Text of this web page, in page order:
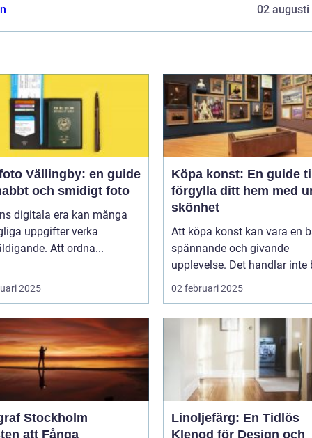
02 augusti
Vällingby: en guide
och smidigt foto
digitala era kan många
uppgifter verka
Att ordna...
2025
Köpa konst: En guide
förgylla ditt hem med
skönhet
Att köpa konst kan vara en
spännande och givande
upplevelse. Det handlar inte
02 februari 2025
Stockholm
att Fånga
Linoljefärg: En Tidlös
Klenod för Design och